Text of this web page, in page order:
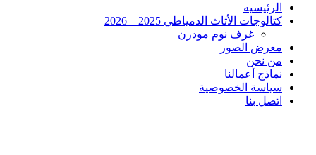
الرئيسيه
كتالوجات الأثاث الدمياطي 2025 – 2026
غرف نوم مودرن
معرض الصور
من نحن
نماذج أعمالنا
سياسة الخصوصية
اتصل بنا